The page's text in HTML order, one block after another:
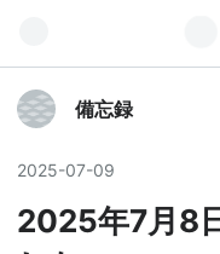
備忘録
2025-07-09
2025年7月8